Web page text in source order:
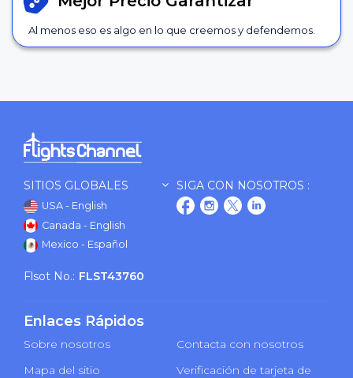
Al menos eso es algo en lo que creemos y defendemos.
SITIOS GLOBALES
USA - English
Canada - English
Mexico - Español
SIGA CON NOSOTROS :
Flsot No.: FLST43760
Enlaces Rápidos
Sobre nosotros
Contacta con nosotros
Mapa del sitio
Verificación de tarjeta de